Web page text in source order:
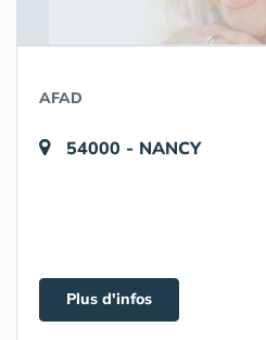
AFAD
54000 - NANCY
Plus d'infos